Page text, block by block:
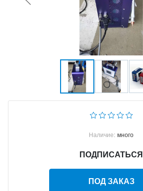
Наличие: много
ПОДПИСАТЬСЯ
ПОД ЗАКАЗ